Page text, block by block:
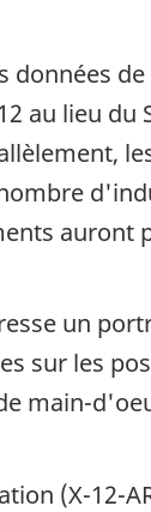
au lieu
auront
un
sur les
main-
(X-12-